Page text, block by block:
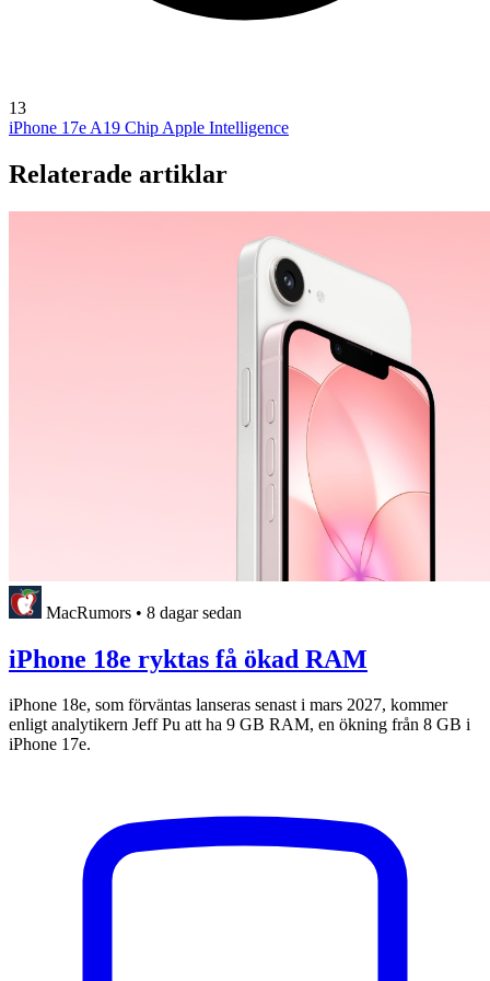
13
iPhone 17e A19 Chip Apple Intelligence
Relaterade artiklar
MacRumors • 8 dagar sedan
iPhone 18e ryktas få ökad RAM
iPhone 18e, som förväntas lanseras senast i mars 2027, kommer
enligt analytikern Jeff Pu att ha 9 GB RAM, en ökning från 8 GB i
iPhone 17e.